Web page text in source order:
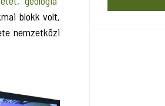
blokk volt,
nemzetközi